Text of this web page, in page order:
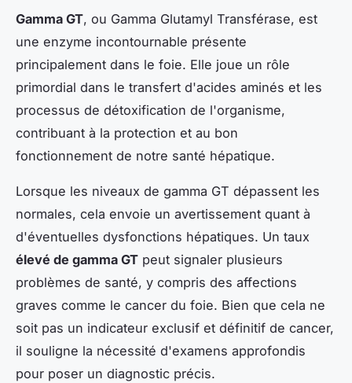
Gamma GT, ou Gamma Glutamyl Transférase, est
une enzyme incontournable présente
principalement dans le foie. Elle joue un rôle
primordial dans le transfert d'acides aminés et les
processus de détoxification de l'organisme,
contribuant à la protection et au bon
fonctionnement de notre santé hépatique.
Lorsque les niveaux de gamma GT dépassent les
normales, cela envoie un avertissement quant à
d'éventuelles dysfonctions hépatiques. Un taux
élevé de gamma GT peut signaler plusieurs
problèmes de santé, y compris des affections
graves comme le cancer du foie. Bien que cela ne
soit pas un indicateur exclusif et définitif de cancer,
il souligne la nécessité d'examens approfondis
pour poser un diagnostic précis.